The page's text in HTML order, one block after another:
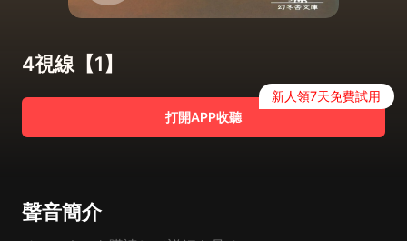
4視線【1】
打開APP收聽
新人領7天免費試用
聲音簡介